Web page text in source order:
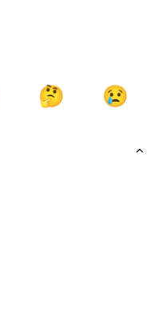
🤔 😢